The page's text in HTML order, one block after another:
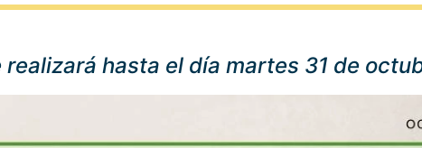
hasta el día martes 31 de